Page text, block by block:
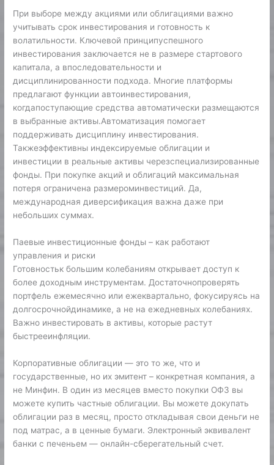
При выборе между акциями или облигациями важно
учитывать срок инвестирования и готовность к
волатильности. Ключевой принципуспешного
инвестирования заключается не в размере стартового
капитала, а впоследовательности и
дисциплинированности подхода. Многие платформы
предлагают функции автоинвестирования,
когдапоступающие средства автоматически размещаются
в выбранные активы.Автоматизация помогает
поддерживать дисциплину инвестирования.
Такжеэффективны индексируемые облигации и
инвестиции в реальные активы черезспециализированные
фонды. При покупке акций и облигаций максимальная
потеря ограничена размероминвестиций. Да,
международная диверсификация важна даже при
небольших суммах.
Паевые инвестиционные фонды – как работают
управления и риски
Готовностьк большим колебаниям открывает доступ к
более доходным инструментам. Достаточнопроверять
портфель ежемесячно или ежеквартально, фокусируясь на
долгосрочнойдинамике, а не на ежедневных колебаниях.
Важно инвестировать в активы, которые растут
быстрееинфляции.
Корпоративные облигации — это то же, что и
государственные, но их эмитент – конкретная компания, а
не Минфин. В один из месяцев вместо покупки ОФЗ вы
можете купить частные облигации. Вы можете докупать
облигации раз в месяц, просто откладывая свои деньги не
под матрас, а в ценные бумаги. Электронный эквивалент
банки с печеньем — онлайн-сберегательный счет.